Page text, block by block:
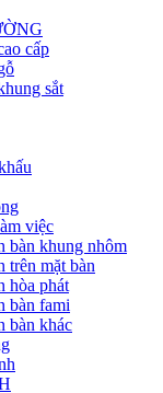
cấp
sắt
việc
bàn khung nhôm
trên mặt bàn
hòa phát
bàn fami
bàn khác